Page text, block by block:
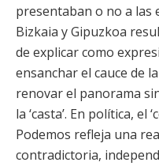
presentaban o no a las
Bizkaia y Gipuzkoa
de explicar como
ensanchar el cauce de
renovar el panorama
la ‘casta’. En política, el
Podemos refleja una
contradictoria,